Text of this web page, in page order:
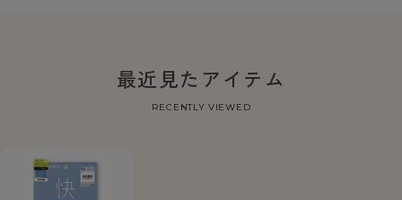
最近見たアイテム
RECENTLY VIEWED